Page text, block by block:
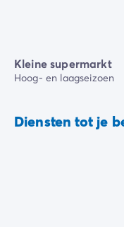
Kleine supermarkt
Hoog- en laagseizoen
Diensten tot je